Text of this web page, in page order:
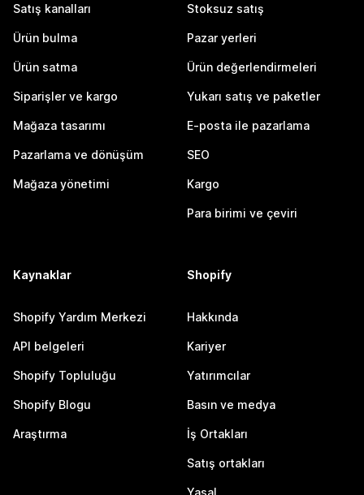
Satış kanalları
Ürün bulma
Ürün satma
Siparişler ve kargo
Mağaza tasarımı
Pazarlama ve dönüşüm
Mağaza yönetimi
Stoksuz satış
Pazar yerleri
Ürün değerlendirmeleri
Yukarı satış ve paketler
E-posta ile pazarlama
SEO
Kargo
Para birimi ve çeviri
Kaynaklar
Shopify Yardım Merkezi
API belgeleri
Shopify Topluluğu
Shopify Blogu
Araştırma
Shopify
Hakkında
Kariyer
Yatırımcılar
Basın ve medya
İş Ortakları
Satış ortakları